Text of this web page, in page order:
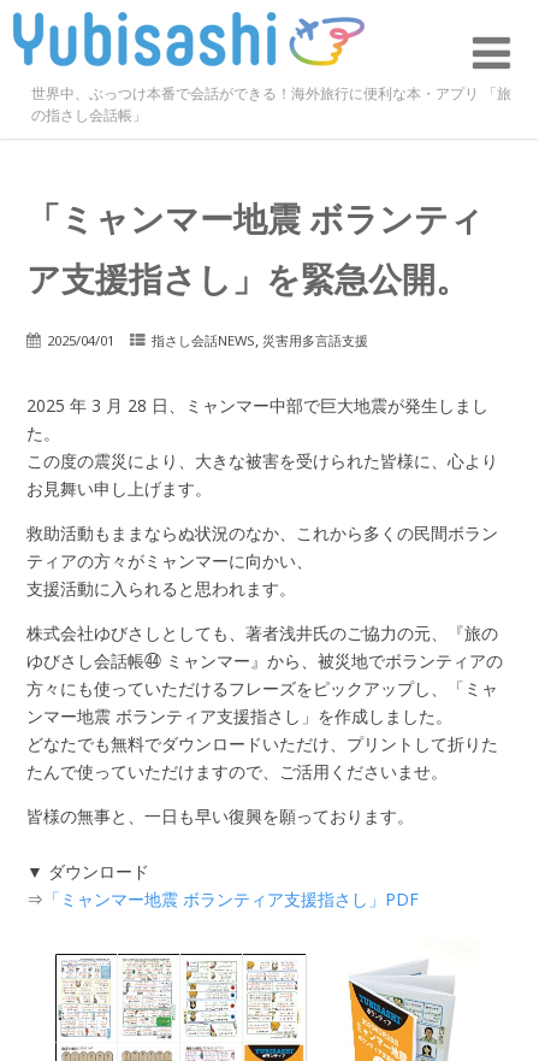
世界中、ぶっつけ本番で会話ができる！海外旅行に便利な本・アプリ 「旅
の指さし会話帳」
「ミャンマー地震 ボランティ
ア支援指さし」を緊急公開。
2025/04/01 指さし会話NEWS, 災害用多言語支援
2025 年 3 月 28 日、ミャンマー中部で巨大地震が発生しまし
た。
この度の震災により、大きな被害を受けられた皆様に、心より
お見舞い申し上げます。
救助活動もままならぬ状況のなか、これから多くの民間ボラン
ティアの方々がミャンマーに向かい、
支援活動に入られると思われます。
株式会社ゆびさしとしても、著者浅井氏のご協力の元、『旅の
ゆびさし会話帳㊹ ミャンマー』から、被災地でボランティアの
方々にも使っていただけるフレーズをピックアップし、「ミャ
ンマー地震 ボランティア支援指さし」を作成しました。
どなたでも無料でダウンロードいただけ、プリントして折りた
たんで使っていただけますので、ご活用くださいませ。
皆様の無事と、一日も早い復興を願っております。
▼ ダウンロード
⇒ 「ミャンマー地震 ボランティア支援指さし」PDF